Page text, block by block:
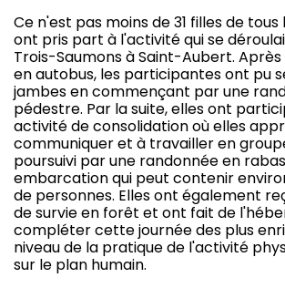
Ce n'est pas moins de 31 filles de tous
ont pris part à l'activité qui se
Trois-Saumons à Saint-Aubert.
en autobus, les participantes ont pu
jambes en commençant par une
pédestre. Par la suite, elles ont
activité de consolidation où elles
communiquer et à travailler en
poursuivi par une randonnée en
embarcation qui peut contenir
de personnes. Elles ont également
de survie en forêt et ont fait de
compléter cette journée des plus
niveau de la pratique de l'activité
sur le plan humain.